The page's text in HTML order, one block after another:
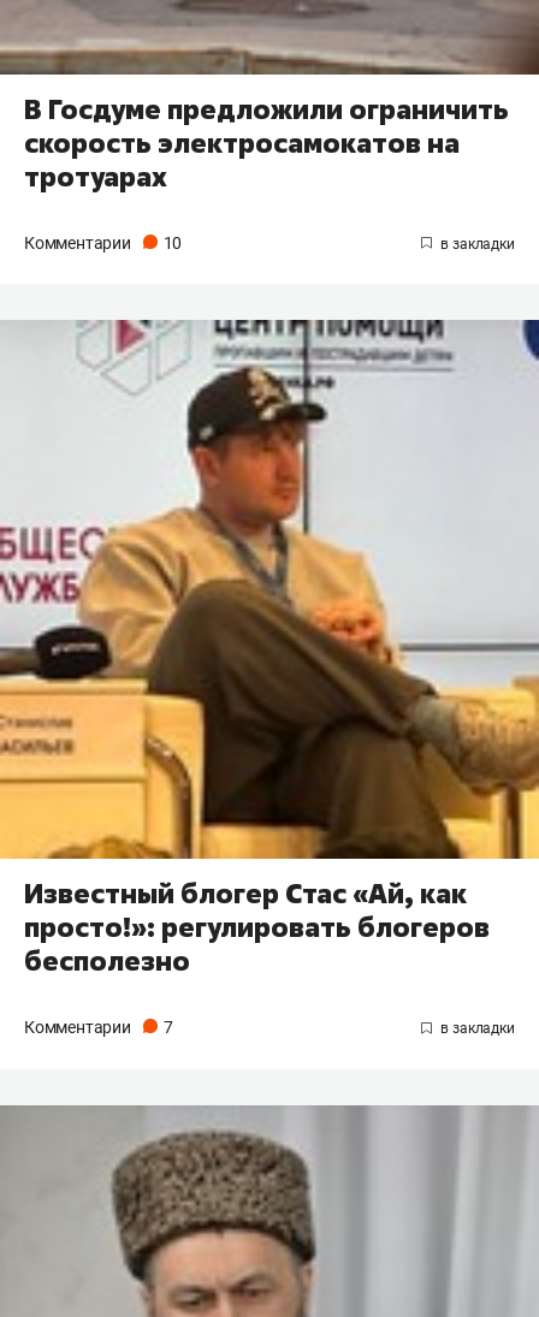
В Госдуме предложили ограничить
скорость электросамокатов на
тротуарах
Комментарии 10
Известный блогер Стас «Ай, как
просто!»: регулировать блогеров
бесполезно
Комментарии 7